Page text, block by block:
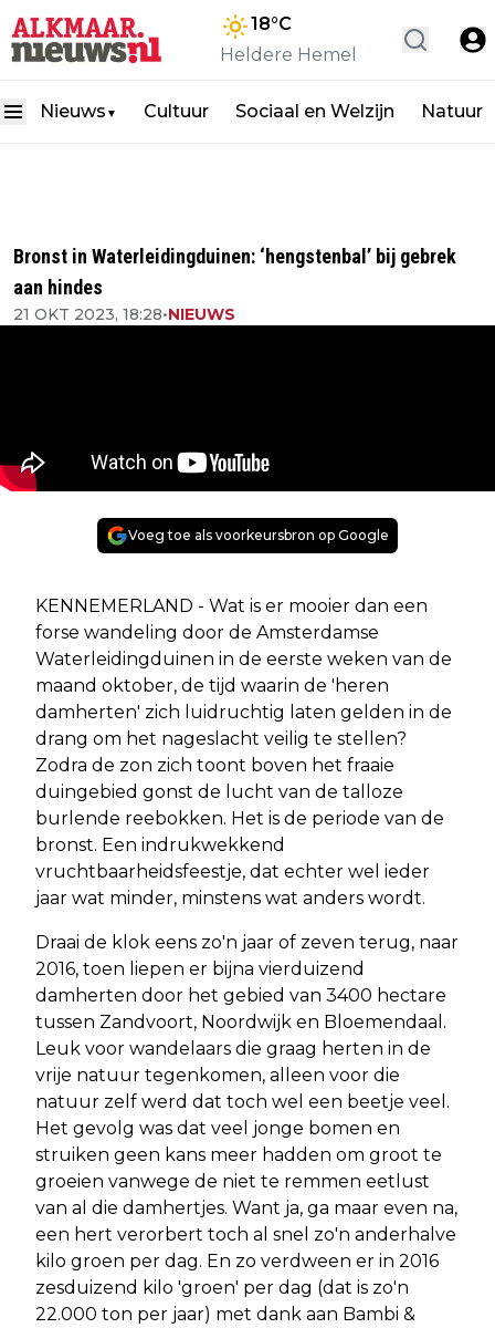
18°C
Heldere Hemel
Nieuws ▼ Cultuur Sociaal en Welzijn Natuur
Bronst in Waterleidingduinen: ‘hengstenbal’ bij gebrek
aan hindes
21 OKT 2023, 18:28•NIEUWS
Voeg toe als voorkeursbron op Google
KENNEMERLAND - Wat is er mooier dan een
forse wandeling door de Amsterdamse
Waterleidingduinen in de eerste weken van de
maand oktober, de tijd waarin de 'heren
damherten' zich luidruchtig laten gelden in de
drang om het nageslacht veilig te stellen?
Zodra de zon zich toont boven het fraaie
duingebied gonst de lucht van de talloze
burlende reebokken. Het is de periode van de
bronst. Een indrukwekkend
vruchtbaarheidsfeestje, dat echter wel ieder
jaar wat minder, minstens wat anders wordt.
Draai de klok eens zo'n jaar of zeven terug, naar
2016, toen liepen er bijna vierduizend
damherten door het gebied van 3400 hectare
tussen Zandvoort, Noordwijk en Bloemendaal.
Leuk voor wandelaars die graag herten in de
vrije natuur tegenkomen, alleen voor die
natuur zelf werd dat toch wel een beetje veel.
Het gevolg was dat veel jonge bomen en
struiken geen kans meer hadden om groot te
groeien vanwege de niet te remmen eetlust
van al die damhertjes. Want ja, ga maar even na,
een hert verorbert toch al snel zo'n anderhalve
kilo groen per dag. En zo verdween er in 2016
zesduizend kilo 'groen' per dag (dat is zo'n
22.000 ton per jaar) met dank aan Bambi &